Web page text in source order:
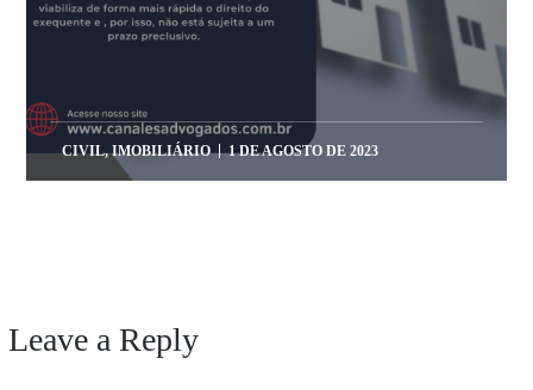
CIVIL,IMOBILIÁRIO 1 DE AGOSTO DE 2023
Leave a Reply